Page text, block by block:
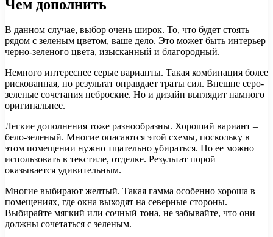
Чем дополнить
В данном случае, выбор очень широк. То, что будет стоять
рядом с зеленым цветом, ваше дело. Это может быть интерьер
черно-зеленого цвета, изысканный и благородный.
Немного интереснее серые варианты. Такая комбинация более
рискованная, но результат оправдает траты сил. Внешне серо-
зеленые сочетания неброские. Но и дизайн выглядит намного
оригинальнее.
Легкие дополнения тоже разнообразны. Хороший вариант –
бело-зеленый. Многие опасаются этой схемы, поскольку в
этом помещении нужно тщательно убираться. Но ее можно
использовать в текстиле, отделке. Результат порой
оказывается удивительным.
Многие выбирают желтый. Такая гамма особенно хороша в
помещениях, где окна выходят на северные стороны.
Выбирайте мягкий или сочный тона, не забывайте, что они
должны сочетаться с зеленым.